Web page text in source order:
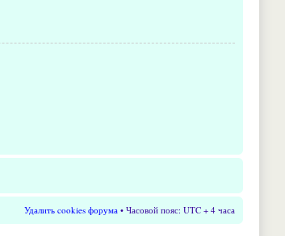
Удалить cookies форума • Часовой пояс: UTC + 4 часа